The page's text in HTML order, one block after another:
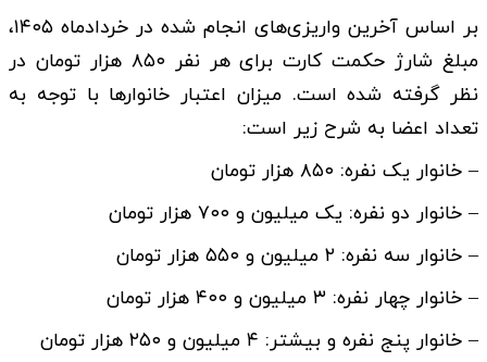
بر اساس آخرین واریزی‌های انجام شده در خردادماه ۱۴۰۵،
مبلغ شارژ حکمت کارت برای هر نفر ۸۵۰ هزار تومان در
نظر گرفته شده است. میزان اعتبار خانوارها با توجه به
تعداد اعضا به شرح زیر است:
– خانوار یک نفره: ۸۵۰ هزار تومان
– خانوار دو نفره: یک میلیون و ۷۰۰ هزار تومان
– خانوار سه نفره: ۲ میلیون و ۵۵۰ هزار تومان
– خانوار چهار نفره: ۳ میلیون و ۴۰۰ هزار تومان
– خانوار پنج نفره و بیشتر: ۴ میلیون و ۲۵۰ هزار تومان